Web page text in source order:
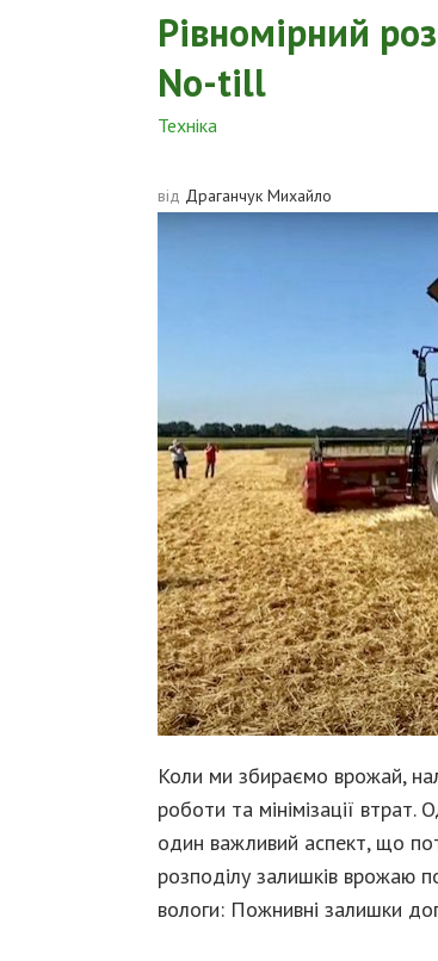
Рівномірний
No-till
Техніка
від Драганчук Михайло
Коли ми збираємо врожай,
роботи та мінімізації
один важливий аспект, що
розподілу залишків врожаю
вологи: Пожнивні залишки